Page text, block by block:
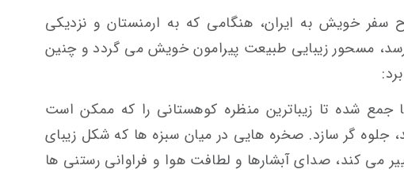
سفر خویش به ایران، هنگامی که به ارمنستان و نزدیکی
مسحور زیبایی طبیعت پیرامون خویش می گردد و چنین
جمع شده تا زیباترین منظره کوهستانی را که ممکن است
جلوه گر سازد. صخره هایی در میان سبزه ها که شکل زیبای
می کند، صدای آبشارها و لطافت هوا و فراوانی رستنی ها